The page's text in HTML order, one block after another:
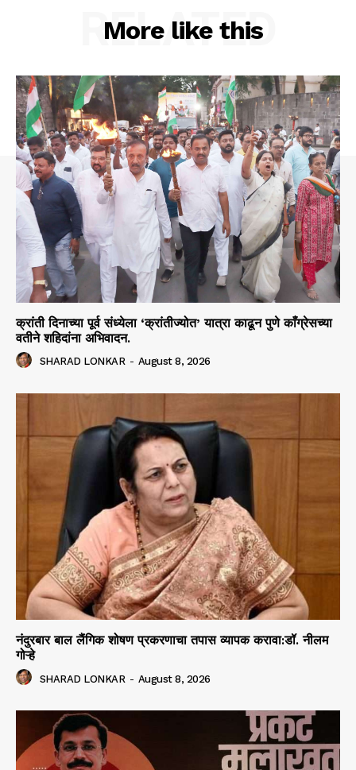
More like this
RELATED
क्रांती दिनाच्या पूर्व संध्येला ‘क्रांतीज्योत’ यात्रा काढून पुणे काँग्रेसच्या
वतीने शहिदांना अभिवादन.
SHARAD LONKAR - August 8, 2026
नंदुरबार बाल लैंगिक शोषण प्रकरणाचा तपास व्यापक करावा:डॉ. नीलम
गोऱ्हे
SHARAD LONKAR - August 8, 2026